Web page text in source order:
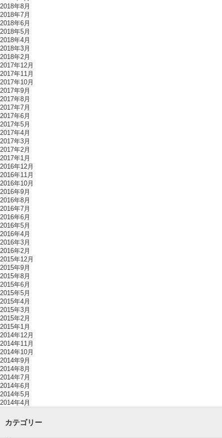
2018年8月
2018年7月
2018年6月
2018年5月
2018年4月
2018年3月
2018年2月
2017年12月
2017年11月
2017年10月
2017年9月
2017年8月
2017年7月
2017年6月
2017年5月
2017年4月
2017年3月
2017年2月
2017年1月
2016年12月
2016年11月
2016年10月
2016年9月
2016年8月
2016年7月
2016年6月
2016年5月
2016年4月
2016年3月
2016年2月
2015年12月
2015年9月
2015年8月
2015年6月
2015年5月
2015年4月
2015年3月
2015年2月
2015年1月
2014年12月
2014年11月
2014年10月
2014年9月
2014年8月
2014年7月
2014年6月
2014年5月
2014年4月
カテゴリー